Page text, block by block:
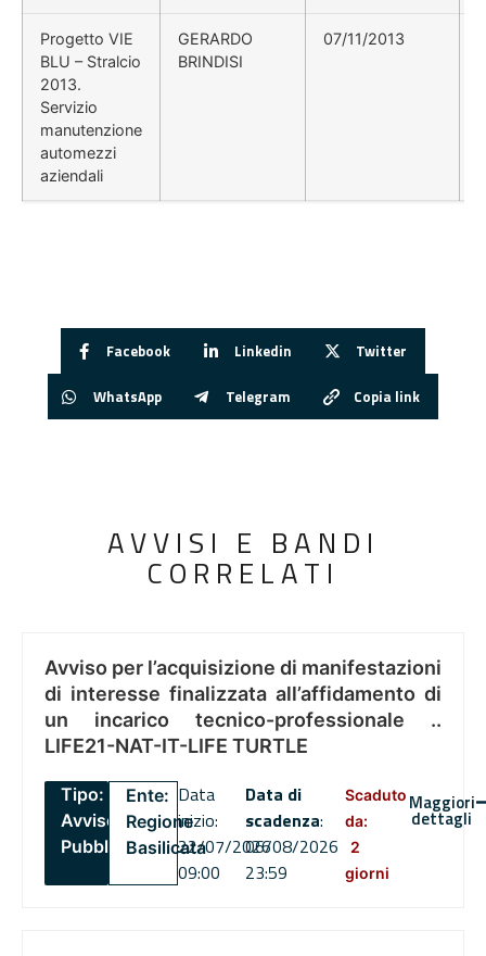
Progetto VIE
BLU – Stralcio
2013.
Servizio
manutenzione
automezzi
aziendali
GERARDO
BRINDISI
07/11/2013
Facebook Linkedin Twitter
WhatsApp Telegram Copia link
AVVISI E BANDI
CORRELATI
Avviso per l’acquisizione di manifestazioni
di interesse finalizzata all’affidamento di
un incarico tecnico-professionale ..
LIFE21-NAT-IT-LIFE TURTLE
Tipo:
Avviso
Pubblico
Ente:
Regione
Basilicata
Data
inizio:
22/07/2026
09:00
Data di
scadenza:
06/08/2026
23:59
Scaduto
da:
2
giorni
Maggiori
dettagli